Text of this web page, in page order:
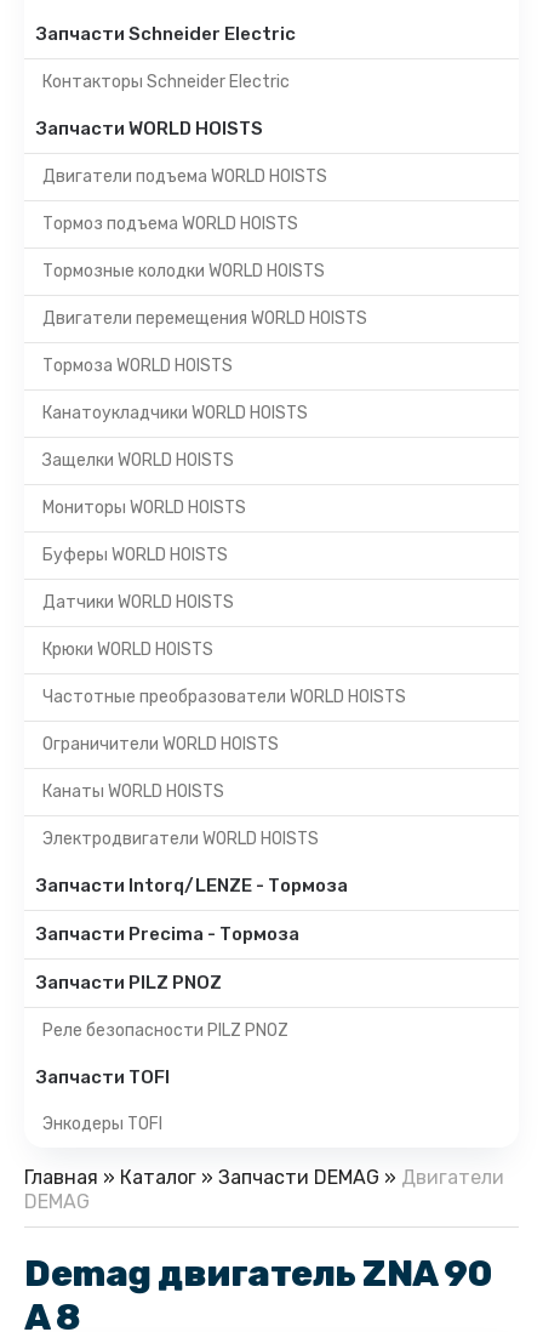
Запчасти Schneider Electric
Контакторы Schneider Electric
Запчасти WORLD HOISTS
Двигатели подъема WORLD HOISTS
Тормоз подъема WORLD HOISTS
Тормозные колодки WORLD HOISTS
Двигатели перемещения WORLD HOISTS
Тормоза WORLD HOISTS
Канатоукладчики WORLD HOISTS
Защелки WORLD HOISTS
Мониторы WORLD HOISTS
Буферы WORLD HOISTS
Датчики WORLD HOISTS
Крюки WORLD HOISTS
Частотные преобразователи WORLD HOISTS
Ограничители WORLD HOISTS
Канаты WORLD HOISTS
Электродвигатели WORLD HOISTS
Запчасти Intorq/LENZE - Тормоза
Запчасти Precima - Тормоза
Запчасти PILZ PNOZ
Реле безопасности PILZ PNOZ
Запчасти TOFI
Энкодеры TOFI
Главная » Каталог » Запчасти DEMAG » Двигатели
DEMAG
Demag двигатель ZNA 90
A 8